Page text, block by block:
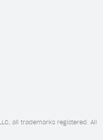
all trademarks registered. All